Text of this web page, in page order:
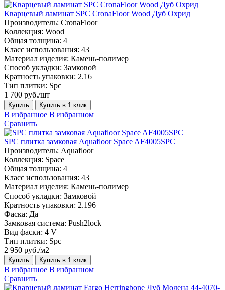
Кварцевый ламинат SPC CronaFloor Wood Дуб Охрид
Производитель: CronaFloor
Коллекция: Wood
Общая толщина: 4
Класс использования: 43
Материал изделия: Камень-полимер
Способ укладки: Замковой
Кратность упаковки: 2.16
Тип плитки: Spc
1 700 руб./шт
Купить Купить в 1 клик
В избранное В избранном
Сравнить
SPC плитка замковая Aquafloor Space AF4005SPC
Производитель: Aquafloor
Коллекция: Space
Общая толщина: 4
Класс использования: 43
Материал изделия: Камень-полимер
Способ укладки: Замковой
Кратность упаковки: 2.196
Фаска: Да
Замковая система: Push2lock
Вид фаски: 4 V
Тип плитки: Spc
2 950 руб./м2
Купить Купить в 1 клик
В избранное В избранном
Сравнить